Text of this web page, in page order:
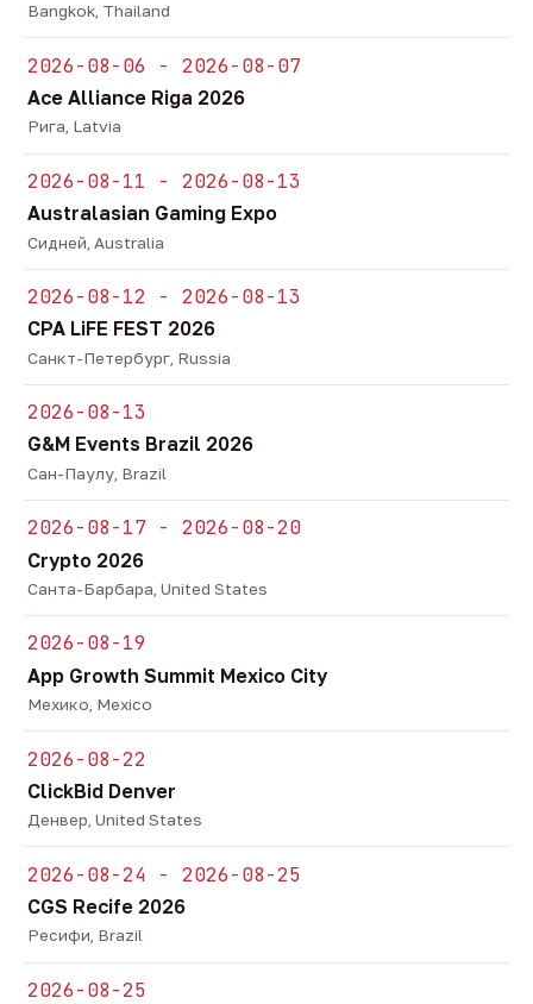
Bangkok, Thailand
2026-08-06 - 2026-08-07
Ace Alliance Riga 2026
Рига, Latvia
2026-08-11 - 2026-08-13
Australasian Gaming Expo
Сидней, Australia
2026-08-12 - 2026-08-13
CPA LiFE FEST 2026
Санкт-Петербург, Russia
2026-08-13
G&M Events Brazil 2026
Сан-Паулу, Brazil
2026-08-17 - 2026-08-20
Crypto 2026
Санта-Барбара, United States
2026-08-19
App Growth Summit Mexico City
Мехико, Mexico
2026-08-22
ClickBid Denver
Денвер, United States
2026-08-24 - 2026-08-25
CGS Recife 2026
Ресифи, Brazil
2026-08-25